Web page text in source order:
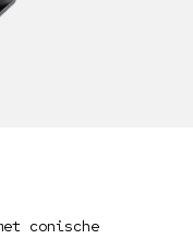
conische